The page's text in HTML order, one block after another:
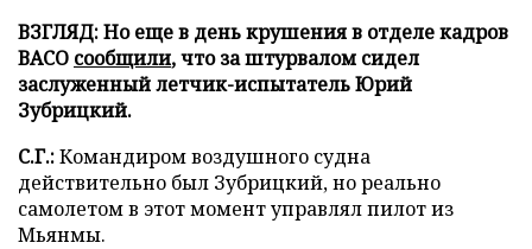
ВЗГЛЯД: Но еще в день крушения в отделе кадров
ВАСО сообщили, что за штурвалом сидел
заслуженный летчик-испытатель Юрий
Зубрицкий.
С.Г.:Командиром воздушного судна
действительно был Зубрицкий, но реально
самолетом в этот момент управлял пилот из
Мьянмы.